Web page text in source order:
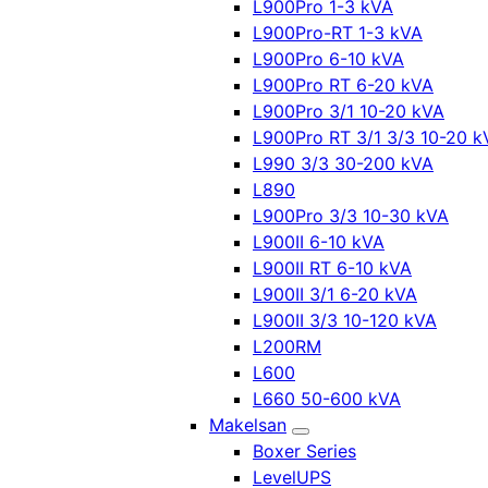
L900Pro 1-3 kVA
L900Pro-RT 1-3 kVA
L900Pro 6-10 kVA
L900Pro RT 6-20 kVA
L900Pro 3/1 10-20 kVA
L900Pro RT 3/1 3/3 10-20
L990 3/3 30-200 kVA
L890
L900Pro 3/3 10-30 kVA
L900II 6-10 kVA
L900II RT 6-10 kVA
L900II 3/1 6-20 kVA
L900II 3/3 10-120 kVA
L200RM
L600
L660 50-600 kVA
Makelsan
Boxer Series
LevelUPS